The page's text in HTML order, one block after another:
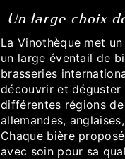
Un large choix
La Vinothèque met
un large éventail de
brasseries
découvrir et déguster
différentes régions
allemandes,
Chaque bière
avec soin pour sa